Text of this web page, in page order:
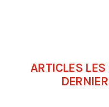
ARTICLES